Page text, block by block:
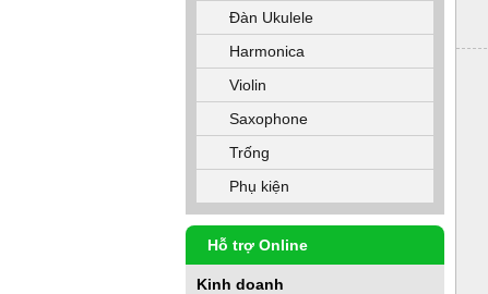
Đàn Ukulele
Harmonica
Violin
Saxophone
Trống
Phụ kiện
Hỗ trợ Online
Kinh doanh